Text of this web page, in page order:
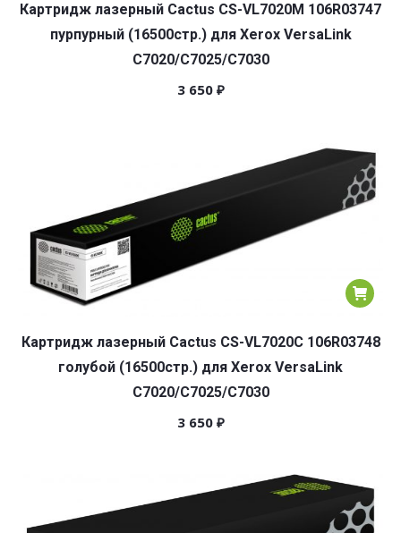
Картридж лазерный Cactus CS-VL7020M 106R03747
пурпурный (16500стр.) для Xerox VersaLink
C7020/C7025/C7030
3 650 ₽
Картридж лазерный Cactus CS-VL7020C 106R03748
голубой (16500стр.) для Xerox VersaLink
C7020/C7025/C7030
3 650 ₽